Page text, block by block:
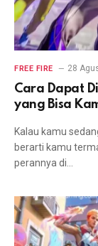
FREE FIRE 28
Cara Dapat
yang Bisa
Kalau kamu
berarti kamu
perannya di…